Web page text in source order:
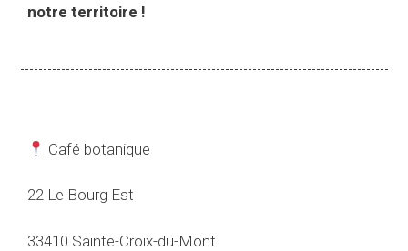
notre territoire !
Café botanique
22 Le Bourg Est
33410 Sainte-Croix-du-Mont